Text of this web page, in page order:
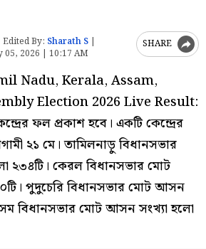
Edited By: Sharath S |
05, 2026 | 10:17 AM
SHARE
Nadu, Kerala, Assam,
Election 2026 Live Result:
ফল প্রকাশ হবে। একটি কেন্দ্রের
২১ মে। তামিলনাড়ু বিধানসভার
কেরল বিধানসভার মোট
পুদুচেরি বিধানসভার মোট আসন
বিধানসভার মোট আসন সংখ্যা হলো